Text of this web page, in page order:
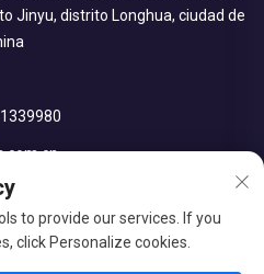
Jinyu, distrito Longhua, ciudad de
to provide our services. If you
click Personalize cookies.